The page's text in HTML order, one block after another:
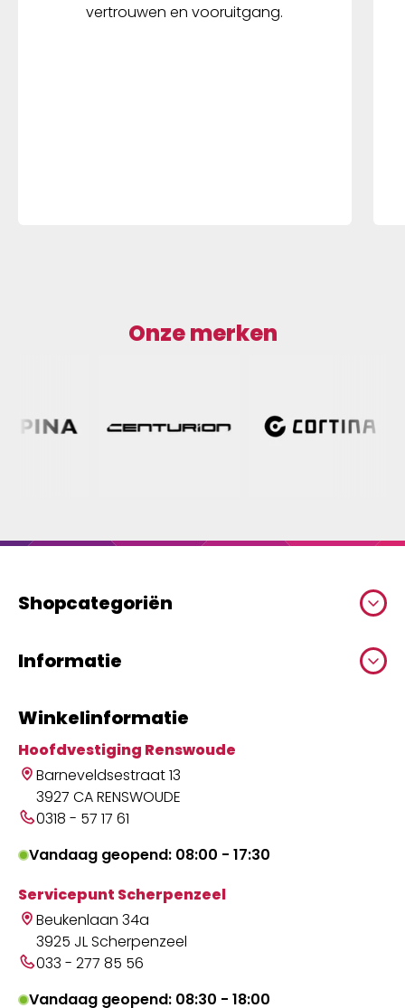
vertrouwen en vooruitgang.
Onze merken
Shopcategoriën
Informatie
Winkelinformatie
Hoofdvestiging Renswoude
Barneveldsestraat 13
3927 CA RENSWOUDE
0318 - 57 17 61
Vandaag geopend: 08:00 - 17:30
Servicepunt Scherpenzeel
Beukenlaan 34a
3925 JL Scherpenzeel
033 - 277 85 56
Vandaag geopend: 08:30 - 18:00